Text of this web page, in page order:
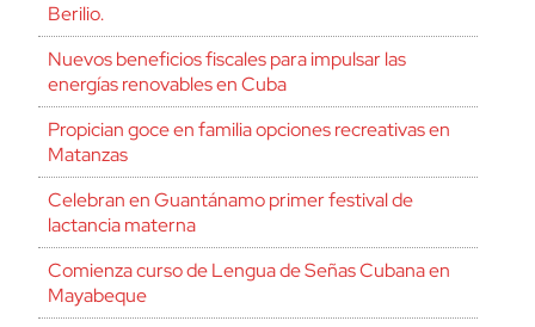
Berilio.
Nuevos beneficios fiscales para impulsar las
energías renovables en Cuba
Propician goce en familia opciones recreativas en
Matanzas
Celebran en Guantánamo primer festival de
lactancia materna
Comienza curso de Lengua de Señas Cubana en
Mayabeque